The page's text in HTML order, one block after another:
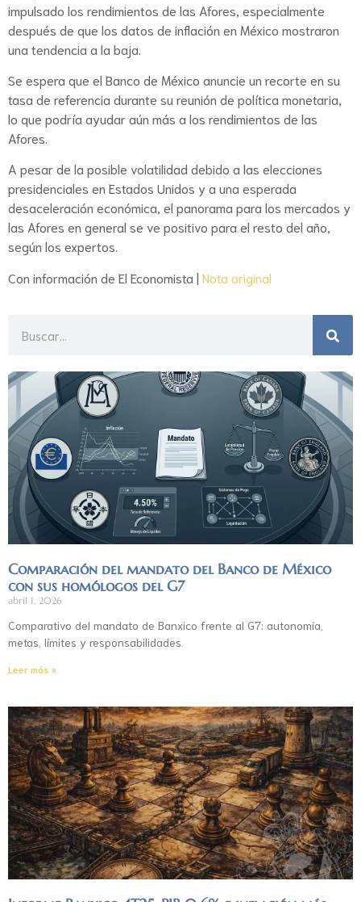
impulsado los rendimientos de las Afores, especialmente
después de que los datos de inflación en México mostraron
una tendencia a la baja.
Se espera que el Banco de México anuncie un recorte en su
tasa de referencia durante su reunión de política monetaria,
lo que podría ayudar aún más a los rendimientos de las
Afores.
A pesar de la posible volatilidad debido a las elecciones
presidenciales en Estados Unidos y a una esperada
desaceleración económica, el panorama para los mercados y
las Afores en general se ve positivo para el resto del año,
según los expertos.
Con información de El Economista | Nota original
Comparación del mandato del Banco de México
con sus homólogos del G7
abril 1, 2026
Comparativo del mandato de Banxico frente al G7: autonomía,
metas, límites y responsabilidades.
Leer más »